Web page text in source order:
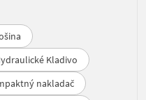
Kladivo
nakladač